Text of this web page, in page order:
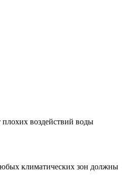
воздействий воды
климатических зон должны